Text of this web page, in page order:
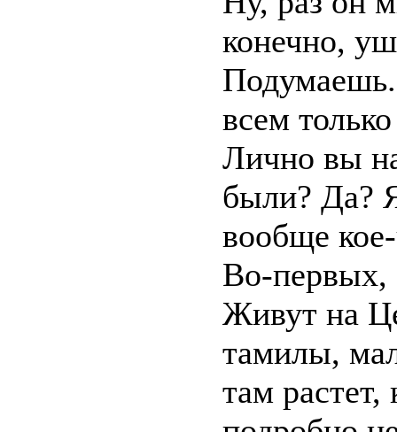
конечно,
всем
Лично вы
были? Да?
вообще
Во-первых,
Живут на
тамилы,
там